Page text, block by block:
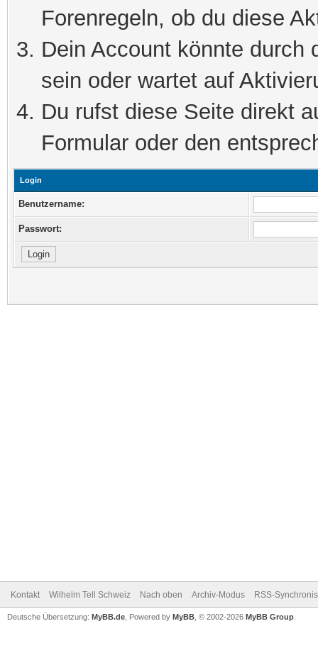
Forenregeln, ob du diese
Dein Account könnte durch
sein oder wartet auf
Du rufst diese Seite direkt
Formular oder den
Login
Benutzername:
Passwort:
Kontakt Wilhelm Tell Schweiz Nach oben Archiv-Modus RSS-
Deutsche Übersetzung: MyBB.de , Powered by MyBB , © 2002-2026 MyBB Group